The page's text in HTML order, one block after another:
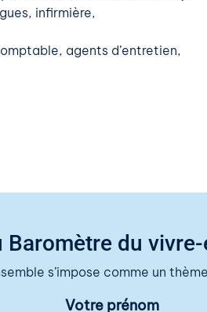
infirmière,
agents d’entretien,
du
s’impose comme un
Votre prénom